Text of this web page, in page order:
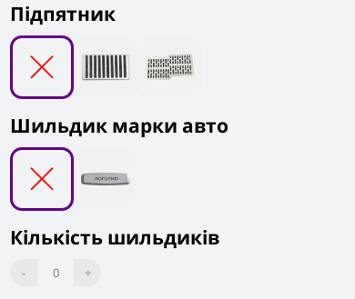
Підпятник
Шильдик марки авто
Кількість шильдиків
- 0 +